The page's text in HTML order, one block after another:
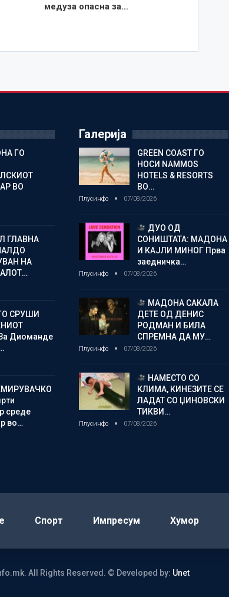
медуза опасна за…
ГО
ВО
ГЛАВНА
НА
СРУШИ
Диоманде
среде
во…
Галерија
GREEN COAST ГО
НОСИ NAMMOS
HOTELS & RESORTS
ВО…
Плусинфо 07/08/2026
ДУО ОД
СОНИШТАТА: МАДОНА
И КАЈЛИ МИНОГ Прва
заедничка…
Плусинфо 07/08/2026
МАДОНА САКАЛА
ДЕТЕ ОД ДЕНИС
РОДМАН И БИЛА
СПРЕМНА ДА МУ…
Плусинфо 07/08/2026
НАМЕСТО СО
КЛИМА, КИНЕЗИТЕ СЕ
ЛАДАТ СО ЏИНОВСКИ
ТИКВИ…
Плусинфо 07/08/2026
Спорт Импресум Хумор
All Rights Reserved. © Developed by: Unet